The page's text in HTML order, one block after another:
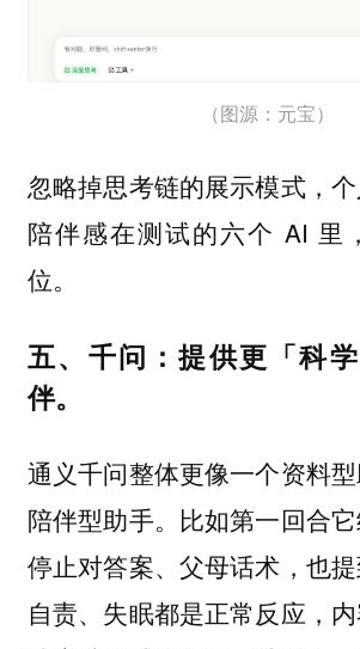
（图源：元宝）
忽略掉思考链的展示模式，
陪伴感在测试的六个 AI 里
位。
五、千问：提供更「科
伴。
通义千问整体更像一个资料
陪伴型助手。比如第一回合它
停止对答案、父母话术，也提
自责、失眠都是正常反应，